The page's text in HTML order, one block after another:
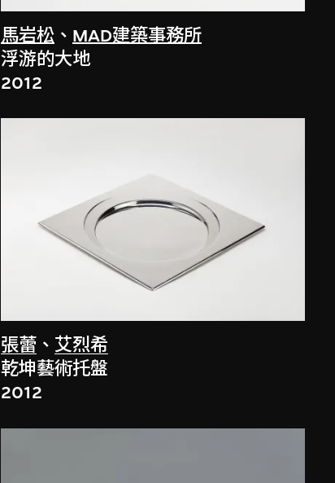
馬岩松 、 MAD建築事務所
浮游的大地
2012
張蕾 、艾烈希
乾坤藝術托盤
2012